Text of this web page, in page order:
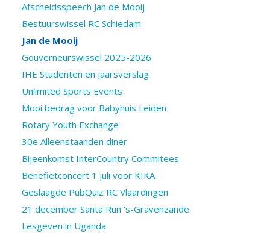
Afscheidsspeech Jan de Mooij
Bestuurswissel RC Schiedam
Jan de Mooij
Gouverneurswissel 2025-2026
IHE Studenten en Jaarsverslag
Unlimited Sports Events
Mooi bedrag voor Babyhuis Leiden
Rotary Youth Exchange
30e Alleenstaanden diner
Bijeenkomst InterCountry Commitees
Benefietconcert 1 juli voor KIKA
Geslaagde PubQuiz RC Vlaardingen
21 december Santa Run 's-Gravenzande
Lesgeven in Uganda